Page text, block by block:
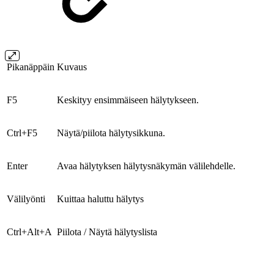
Pikanäppäin Kuvaus
F5 Keskityy ensimmäiseen hälytykseen.
Ctrl+F5 Näytä/piilota hälytysikkuna.
Enter Avaa hälytyksen hälytysnäkymän välilehdelle.
Välilyönti Kuittaa haluttu hälytys
Ctrl+Alt+A Piilota / Näytä hälytyslista